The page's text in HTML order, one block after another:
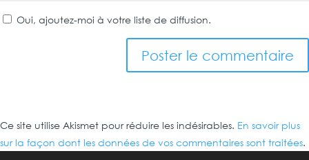
Oui, ajoutez-moi à votre liste de diffusion.
Ce site utilise Akismet pour réduire les indésirables. En savoir plus
sur la façon dont les données de vos commentaires sont traitées.